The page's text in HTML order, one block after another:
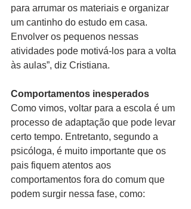
para arrumar os materiais e organizar
um cantinho do estudo em casa.
Envolver os pequenos nessas
atividades pode motivá-los para a volta
às aulas”, diz Cristiana.
Comportamentos inesperados
Como vimos, voltar para a escola é um
processo de adaptação que pode levar
certo tempo. Entretanto, segundo a
psicóloga, é muito importante que os
pais fiquem atentos aos
comportamentos fora do comum que
podem surgir nessa fase, como: